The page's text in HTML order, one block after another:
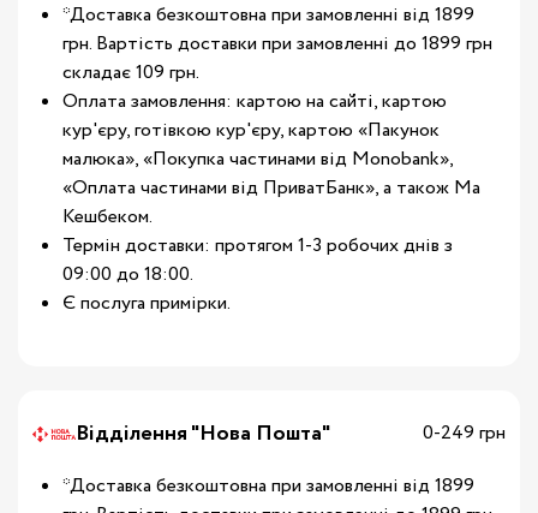
*Доставка безкоштовна при замовленні від 1899
грн. Вартість доставки при замовленні до 1899 грн
складає 109 грн.
Оплата замовлення: картою на сайті, картою
кур'єру, готівкою кур'єру, картою «Пакунок
малюка», «Покупка частинами від Monobank»,
«Оплата частинами від ПриватБанк», а також Ма
Кешбеком.
Термін доставки: протягом 1-3 робочих днів з
09:00 до 18:00.
Є послуга примірки.
Відділення "Нова Пошта"
0-249 грн
*Доставка безкоштовна при замовленні від 1899